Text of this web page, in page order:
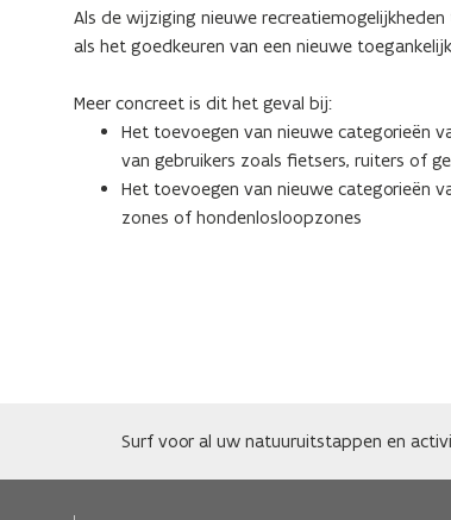
Als de wijziging nieuwe
als het goedkeuren van een nieuwe
Meer concreet is dit het geval bij:
Het toevoegen van nieuwe categorieën
van gebruikers zoals fietsers, ruiters of
Het toevoegen van nieuwe categorieën
zones of hondenlosloopzones
Surf voor al uw natuuruitstappen en